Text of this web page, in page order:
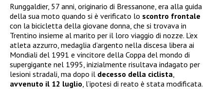
Runggaldier, 57 anni, originario di Bressanone, era alla guida
della sua moto quando si è verificato lo scontro frontale
con la bicicletta della giovane donna, che si trovava in
Trentino insieme al marito per il loro viaggio di nozze. L’ex
atleta azzurro, medaglia d’argento nella discesa libera ai
Mondiali del 1991 e vincitore della Coppa del mondo di
supergigante nel 1995, inizialmente risultava indagato per
lesioni stradali, ma dopo il decesso della ciclista
avvenuto il 12 luglio , l’ipotesi di reato è stata modificata.